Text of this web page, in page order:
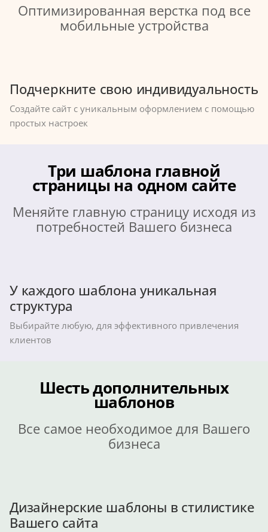
Оптимизированная верстка под все
мобильные устройства
Подчеркните свою индивидуальность
Создайте сайт с уникальным оформлением с помощью
простых настроек
Три шаблона главной
страницы на одном сайте
Меняйте главную страницу исходя из
потребностей Вашего бизнеса
У каждого шаблона уникальная
структура
Выбирайте любую, для эффективного привлечения
клиентов
Шесть дополнительных
шаблонов
Все самое необходимое для Вашего
бизнеса
Дизайнерские шаблоны в стилистике
Вашего сайта